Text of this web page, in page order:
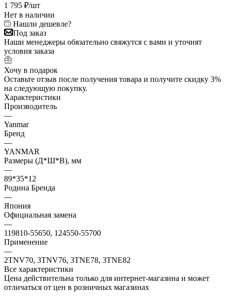
1 795 ₽/шт
Нет в наличии
Нашли дешевле?
Под заказ
Наши менеджеры обязательно свяжутся с вами и уточнят
условия заказа
Хочу в подарок
Оставьте отзыв после получения товара и получите скидку 3%
на следующую покупку.
Характеристики
Производитель
—
Yanmar
Бренд
—
YANMAR
Размеры (Д*Ш*В), мм
—
89*35*12
Родина Бренда
—
Япония
Официальная замена
—
119810-55650, 124550-55700
Применение
—
2TNV70, 3TNV76, 3TNE78, 3TNE82
Все характеристики
Цена действительна только для интернет-магазина и может
отличаться от цен в розничных магазинах